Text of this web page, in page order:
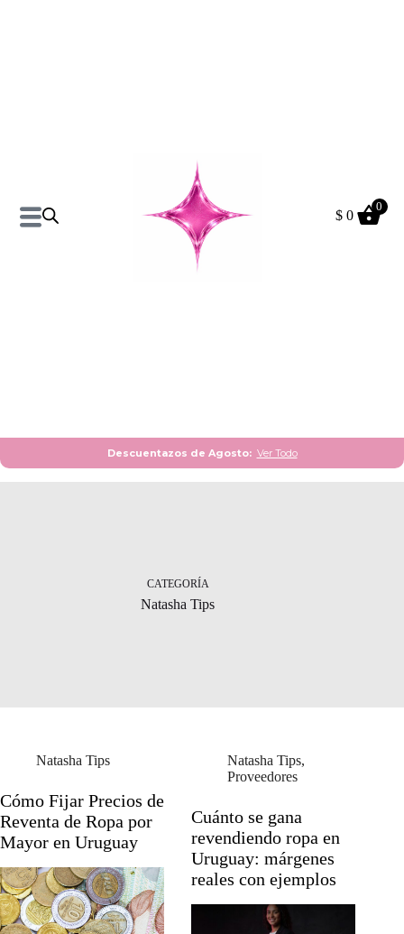
Pantalon Anabell Talle
Amplio XXL
$0
0
Descuentazos de Agosto: Ver Todo
CATEGORÍA
Natasha Tips
Natasha Tips
Cómo Fijar Precios de
Reventa de Ropa por
Mayor en Uruguay
Natasha Tips,
Proveedores
Cuánto se gana
revendiendo ropa en
Uruguay: márgenes
reales con ejemplos